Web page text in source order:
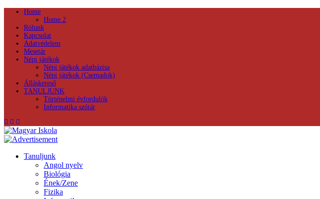
Home
Home 2
Rólunk
Kapcsolat
Adatvédelem
Mesetár
Népi játékok
Népi játékok adatbázisa
Népi játékok (Csemadok)
Álláskereső
TANULJUNK
Történelmi évfordulók
Informatika szótár
Tanuljunk
Angol nyelv
Biológia
Ének/Zene
Fizika